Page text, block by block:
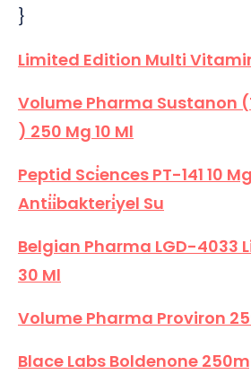
}
Limited Edition Multi
Volume Pharma Sustanon
) 250 Mg 10 Ml
Peptid Sci̇ences PT-141 10
Anti̇i̇bakteri̇yel Su
Belgian Pharma LGD-4033
30 Ml
Volume Pharma Proviron
Blace Labs Boldenone